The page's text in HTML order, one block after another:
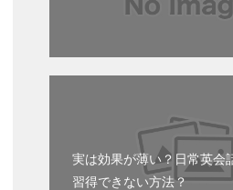
実は効果が薄い？日常英会
習得できない方法？